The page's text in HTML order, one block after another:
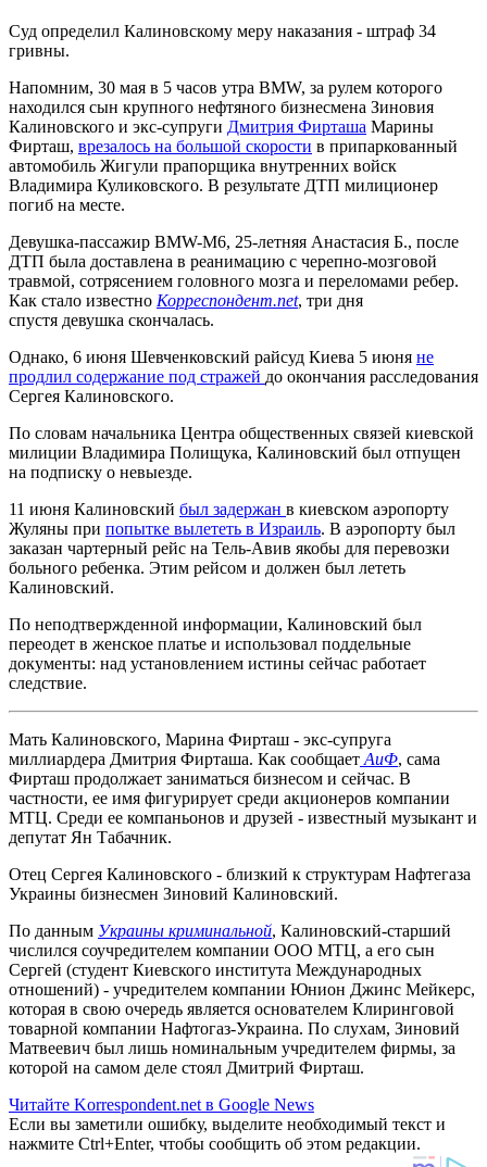
Суд определил Калиновскому меру наказания - штраф 34
гривны.
Напомним, 30 мая в 5 часов утра BMW, за рулем которого
находился сын крупного нефтяного бизнесмена Зиновия
Калиновского и экс-супруги Дмитрия Фирташа Марины
Фирташ, врезалось на большой скорости в припаркованный
автомобиль Жигули прапорщика внутренних войск
Владимира Куликовского. В результате ДТП милиционер
погиб на месте.
Девушка-пассажир BMW-M6, 25-летняя Анастасия Б., после
ДТП была доставлена в реанимацию с черепно-мозговой
травмой, сотрясением головного мозга и переломами ребер.
Как стало известно Корреспондент.net, три дня
спустя девушка скончалась.
Однако, 6 июня Шевченковский райсуд Киева 5 июня не
продлил содержание под стражей до окончания расследования
Сергея Калиновского.
По словам начальника Центра общественных связей киевской
милиции Владимира Полищука, Калиновский был отпущен
на подписку о невыезде.
11 июня Калиновский был задержан в киевском аэропорту
Жуляны при попытке вылететь в Израиль. В аэропорту был
заказан чартерный рейс на Тель-Авив якобы для перевозки
больного ребенка. Этим рейсом и должен был лететь
Калиновский.
По неподтвержденной информации, Калиновский был
переодет в женское платье и использовал поддельные
документы: над установлением истины сейчас работает
следствие.
Мать Калиновского, Марина Фирташ - экс-супруга
миллиардера Дмитрия Фирташа. Как сообщает АиФ, сама
Фирташ продолжает заниматься бизнесом и сейчас. В
частности, ее имя фигурирует среди акционеров компании
МТЦ. Среди ее компаньонов и друзей - известный музыкант и
депутат Ян Табачник.
Отец Сергея Калиновского - близкий к структурам Нафтегаза
Украины бизнесмен Зиновий Калиновский.
По данным Украины криминальной, Калиновский-старший
числился соучредителем компании ООО МТЦ, а его сын
Сергей (студент Киевского института Международных
отношений) - учредителем компании Юнион Джинс Мейкерс,
которая в свою очередь является основателем Клиринговой
товарной компании Нафтогаз-Украина. По слухам, Зиновий
Матвеевич был лишь номинальным учредителем фирмы, за
которой на самом деле стоял Дмитрий Фирташ.
Читайте Korrespondent.net в Google News
Если вы заметили ошибку, выделите необходимый текст и
нажмите Ctrl+Enter, чтобы сообщить об этом редакции.